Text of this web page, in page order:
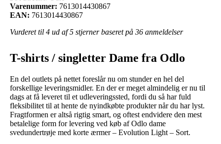
Varenummer: 7613014430867
EAN: 7613014430867
Vurderet til 4 ud af 5 stjerner baseret på 36 anmeldelser
T-shirts / singletter Dame fra Odlo
En del outlets på nettet foreslår nu om stunder en hel del
forskellige leveringsmidler. En der er meget almindelig er nu til
dags at få leveret til et udleveringssted, fordi du så har fuld
fleksibilitet til at hente de nyindkøbte produkter når du har lyst.
Fragtformen er altså rigtig smart, og oftest endvidere den mest
betalelige form for levering ved køb af Odlo dame
svedundertrøje med korte ærmer – Evolution Light – Sort.